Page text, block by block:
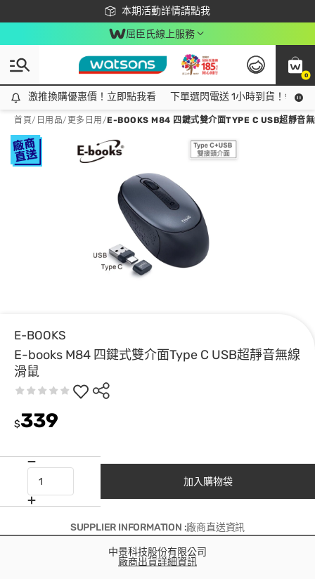
本期活動詳情請點我
下載app最高回饋$350
屈臣氏線上服務
0
激推換購優惠價！立即點我看
激推換購優惠價！立即點我看 下單選閃電送 1小時到貨！領神
首頁/ 日用品/ 更多日用 /E-BOOKS M84 四鍵式雙介面TYPE C USB超靜音
E-BOOKS
E-books M84 四鍵式雙介面Type C USB超靜音無線
滑鼠
$339
加入購物袋
SUPPLIER INFORMATION :廠商直送資訊
中景科技股份有限公司
廠商出貨詳細資訊